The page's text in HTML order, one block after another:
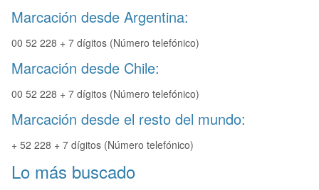
Marcación desde Argentina:
00 52 228 + 7 dígitos (Número telefónico)
Marcación desde Chile:
00 52 228 + 7 dígitos (Número telefónico)
Marcación desde el resto del mundo:
+ 52 228 + 7 dígitos (Número telefónico)
Lo más buscado